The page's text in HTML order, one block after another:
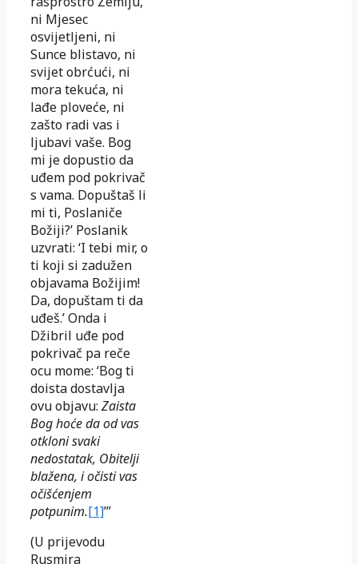
ni Mjesec
osvijetljeni, ni
Sunce blistavo, ni
svijet obrćući, ni
mora tekuća, ni
lađe ploveće, ni
zašto radi vas i
ljubavi vaše. Bog
mi je dopustio da
uđem pod pokrivač
s vama. Dopuštaš li
mi ti, Poslaniče
Božiji?’ Poslanik
uzvrati: ‘I tebi mir, o
ti koji si zadužen
objavama Božijim!
Da, dopuštam ti da
uđeš.’ Onda i
Džibril uđe pod
pokrivač pa reče
ocu mome: ‘Bog ti
doista dostavlja
ovu objavu: Zaista
Bog hoće da od vas
otkloni svaki
nedostatak, Obitelji
blažena, i očisti vas
očišćenjem
potpunim.[1]’”
(U prijevodu
Rusmira